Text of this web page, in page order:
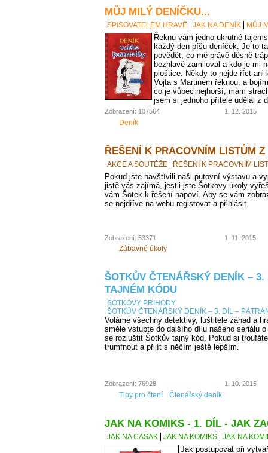
MŮJ MILÝ DENÍČKU...
SPISOVATELEM HRAVĚ JAK NA DENÍK MŮJ
Řeknu vám jedno ukrutné
každý den píšu deníček. Je to
povědět, co mě právě děsně
bezhlavě zamiloval a kdo je mi
ploštice. Někdy to nejde říct ani
Vojta s Martinem řeknou, a
co je vůbec nejhorší, mám
jsem si jednoho přítele udělal z
Zobrazení: 107564 1. 12. 2015
Deník
ŘEŠENÍ K PRACOVNÍM LISTŮM Z
AKCE A SOUTĚŽE ŘEŠENÍ K PRACOVNÍM
Pokud jste navštívili naši putovní výstavu a
jistě vás zajímá, jestli jste Šotkovy úkoly
vám Šotek k řešení napoví. Aby se vám
se nejdříve na webu registovat a přihlásit.
Zobrazení: 53371 1. 11. 2015
Zábavné úkoly
ŠOTKŮV ČTENÁŘSKÝ DENÍK –
TAJNÉM KÓDU
ŠOTKOVY PŘÍHODY
ŠOTKŮV ČTENÁŘSKÝ DENÍK – 3. DÍL –
Voláme všechny detektivy, luštitele záhad a
směle vstupte do dalšího dílu našeho seriálu
se rozluštit Šotkův tajný kód. Pokud si
trumfnout a přijít s něčím ještě lepším.
Zobrazení: 76928 1. 10. 2015
Tipy pro čtení Čtenářský deník
JAK NA KOMIKS - 1. DÍL - JAK
JAK NA ČASÁK JAK NA KOMIKS JAK NA
Jak postupovat při